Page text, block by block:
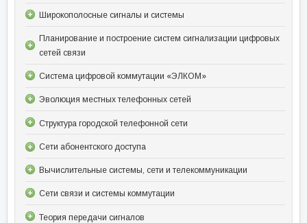
Широкополосные сигналы и системы
Планирование и построение систем сигнализации цифровых
сетей связи
Система цифровой коммутации «ЭЛКОМ»
Эволюция местных телефонных сетей
Структура городской телефонной сети
Сети абонентского доступа
Вычислительные системы, сети и телекоммуникации
Сети связи и системы коммутации
Теория передачи сигналов